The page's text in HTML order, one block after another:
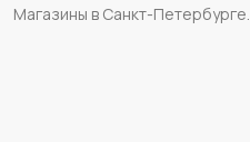
Магазины в Санкт-Петербурге.